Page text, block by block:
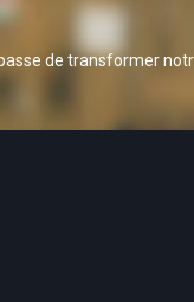
de transformer